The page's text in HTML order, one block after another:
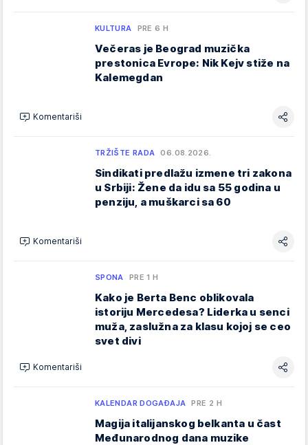
KULTURA PRE 6 H
Večeras je Beograd muzička
prestonica Evrope: Nik Kejv stiže na
Kalemegdan
Komentariši
TRŽIŠTE RADA 06.08.2026.
Sindikati predlažu izmene tri zakona
u Srbiji: Žene da idu sa 55 godina u
penziju, a muškarci sa 60
Komentariši
SPONA PRE 1 H
Kako je Berta Benc oblikovala
istoriju Mercedesa? Liderka u senci
muža, zaslužna za klasu kojoj se ceo
svet divi
Komentariši
KALENDAR DOGAĐAJA PRE 2 H
Magija italijanskog belkanta u čast
Međunarodnog dana muzike